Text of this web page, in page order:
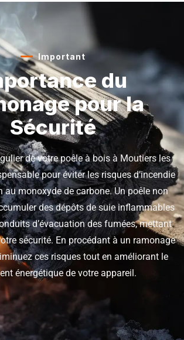
Important
du
pour la
Sécurité
de votre poêle à bois à Moutiers les
pour éviter les risques d’incendie
au monoxyde de carbone. Un poêle non
des dépôts de suie inflammables
d’évacuation des fumées, mettant
sécurité. En procédant à un ramonage
ces risques tout en améliorant le
énergétique de votre appareil.